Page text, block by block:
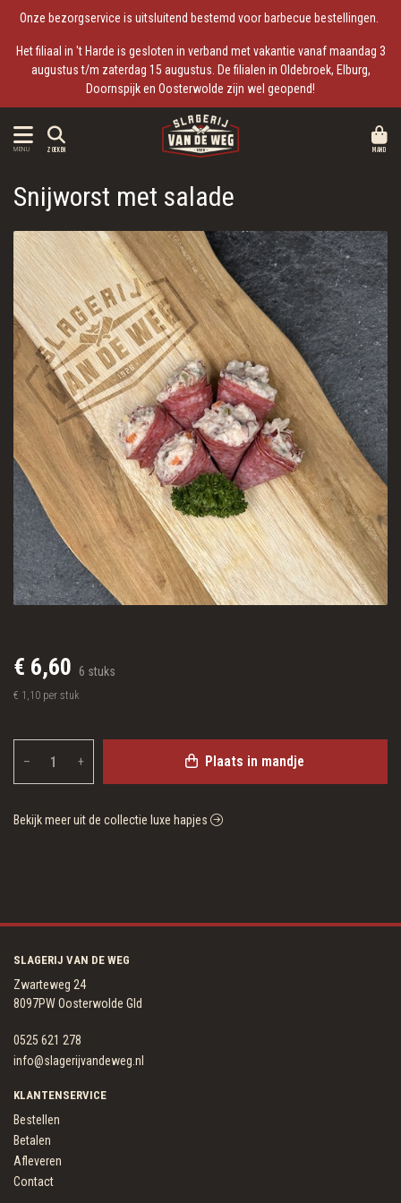
Onze bezorgservice is uitsluitend bestemd voor barbecue bestellingen.
Het filiaal in 't Harde is gesloten in verband met vakantie vanaf maandag 3
augustus t/m zaterdag 15 augustus. De filialen in Oldebroek, Elburg,
Doornspijk en Oosterwolde zijn wel geopend!
MENU ZOEKEN MAND
Snijworst met salade
€ 6,60 6 stuks
€ 1,10 per stuk
– + Plaats in mandje
Bekijk meer uit de collectie luxe hapjes
SLAGERIJ VAN DE WEG
Zwarteweg 24
8097PW Oosterwolde Gld
0525 621 278
info@slagerijvandeweg.nl
KLANTENSERVICE
Bestellen
Betalen
Afleveren
Contact